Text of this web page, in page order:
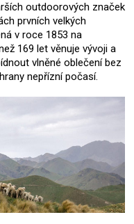
outdoorových značek
prvních velkých
v roce 1853 na
169 let věnuje vývoji a
vlněné oblečení bez
nepřízní počasí.